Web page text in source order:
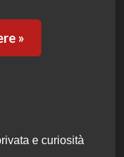
»
e curiosità